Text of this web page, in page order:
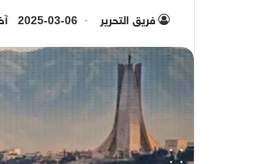
فريق التحرير 2025-03-06